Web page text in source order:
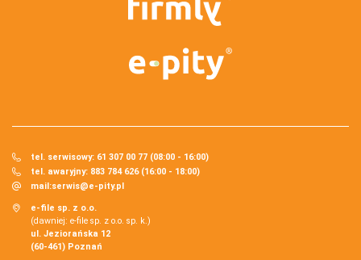
tel. serwisowy: 61 307 00 77 (08:00 - 16:00)
tel. awaryjny: 883 784 626 (16:00 - 18:00)
mail:serwis@e-pity.pl
e-file sp. z o.o.
(dawniej: e-file sp. z o.o. sp. k.)
ul. Jeziorańska 12
(60-461) Poznań